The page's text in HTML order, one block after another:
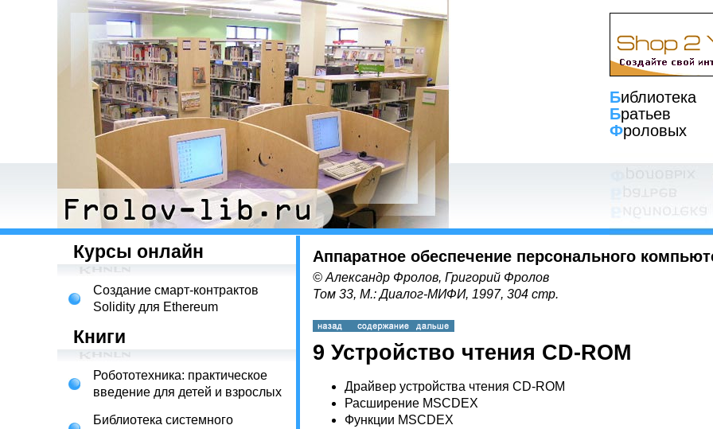
Библиотека
Братьев
Фроловых
Курсы онлайн
Создание смарт-контрактов
Solidity для Ethereum
Книги
Робототехника: практическое
введение для детей и взрослых
Библиотека системного
Аппаратное обеспечение персонального
© Александр Фролов, Григорий Фролов
Том 33, М.: Диалог-МИФИ, 1997, 304 стр.
9 Устройство чтения CD-ROM
Драйвер устройства чтения CD-ROM
Расширение MSCDEX
Функции MSCDEX